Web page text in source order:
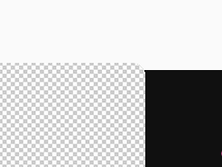
Azienda